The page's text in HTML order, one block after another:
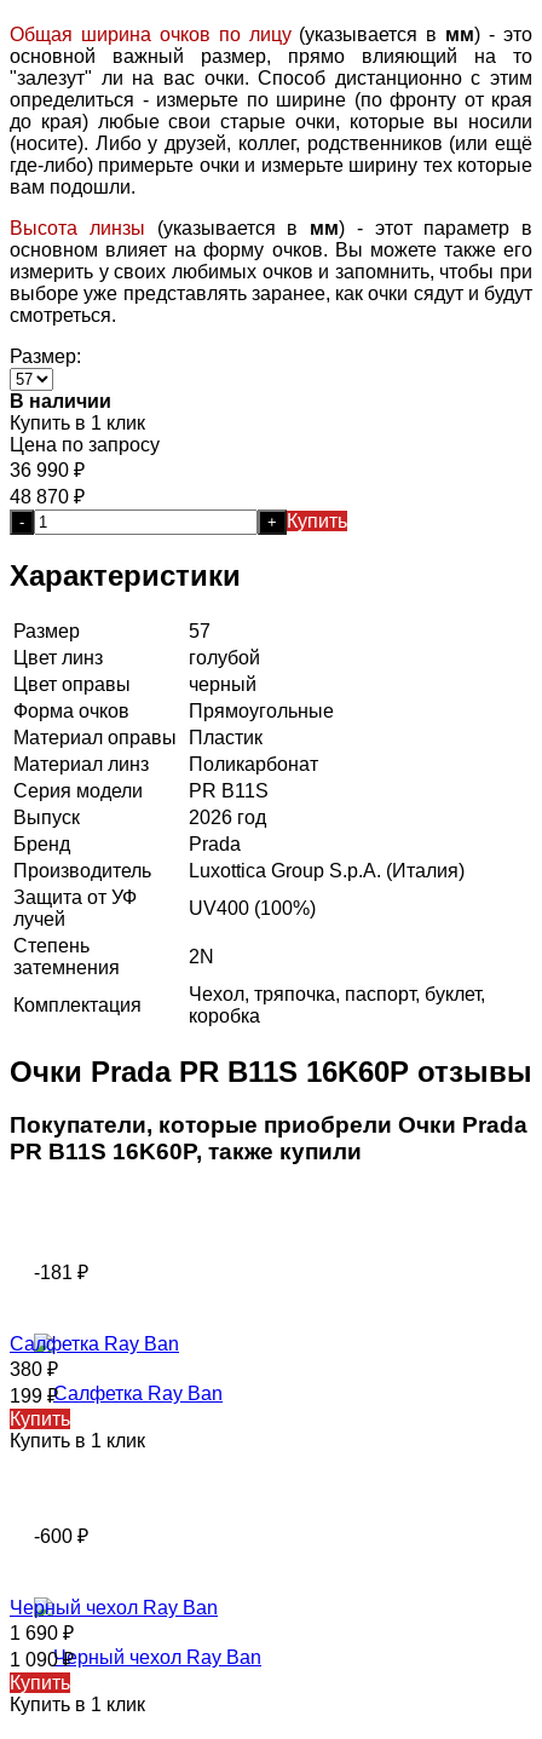
Общая ширина очков по лицу(указывается в мм) - это
основной важный размер, прямо влияющий на то
"залезут" ли на вас очки. Способ дистанционно с этим
определиться - измерьте по ширине (по фронту от края
до края) любые свои старые очки, которые вы носили
(носите). Либо у друзей, коллег, родственников (или ещё
где-либо) примерьте очки и измерьте ширину тех которые
вам подошли.
Высота линзы (указывается в мм) - этот параметр в
основном влияет на форму очков. Вы можете также его
измерить у своих любимых очков и запомнить, чтобы при
выборе уже представлять заранее, как очки сядут и будут
смотреться.
Размер:
В наличии
Купить в 1 клик
Цена по запросу
36 990 ₽
48 870 ₽
- + Купить
Характеристики
Размер
57
Цвет линз
голубой
Цвет оправы
черный
Форма очков
Прямоугольные
Материал оправы
Пластик
Материал линз
Поликарбонат
Серия модели
PR B11S
Выпуск
2026 год
Бренд
Prada
Производитель
Luxottica Group S.p.A. (Италия)
Защита от УФ
лучей
UV400 (100%)
Степень
затемнения
2N
Комплектация
Чехол, тряпочка, паспорт, буклет,
коробка
Очки Prada PR B11S 16K60P отзывы
Покупатели, которые приобрели Очки Prada
PR B11S 16K60P, также купили
-181 ₽
Салфетка Ray Ban
380 ₽
199 ₽
Купить
Купить в 1 клик
-600 ₽
Черный чехол Ray Ban
1 690 ₽
1 090₽
Купить
Купить в 1 клик